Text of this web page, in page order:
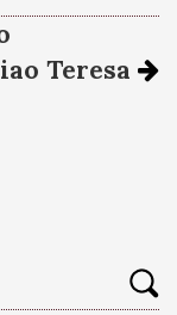
Teresa